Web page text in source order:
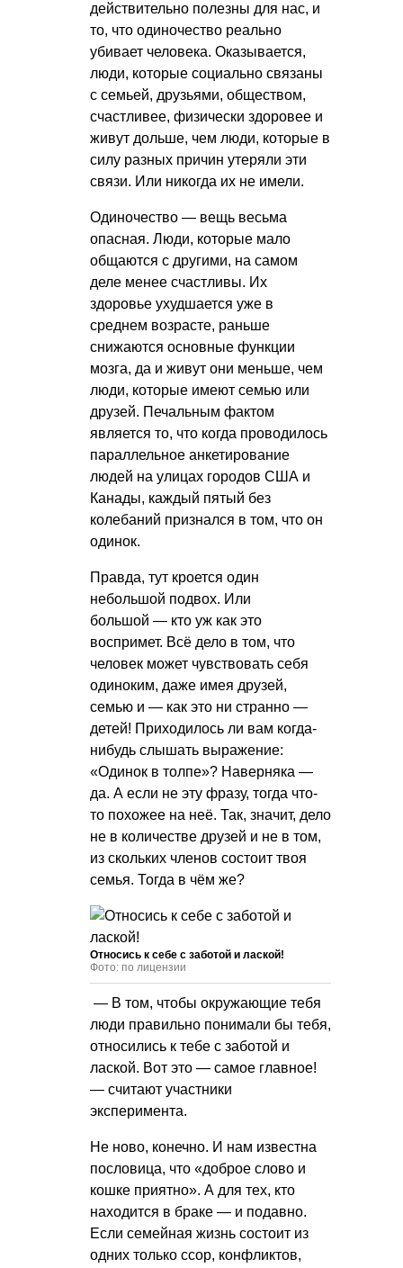
действительно полезны для нас, и
то, что одиночество реально
убивает человека. Оказывается,
люди, которые социально связаны
с семьей, друзьями, обществом,
счастливее, физически здоровее и
живут дольше, чем люди, которые в
силу разных причин утеряли эти
связи. Или никогда их не имели.
Одиночество — вещь весьма
опасная. Люди, которые мало
общаются с другими, на самом
деле менее счастливы. Их
здоровье ухудшается уже в
среднем возрасте, раньше
снижаются основные функции
мозга, да и живут они меньше, чем
люди, которые имеют семью или
друзей. Печальным фактом
является то, что когда проводилось
параллельное анкетирование
людей на улицах городов США и
Канады, каждый пятый без
колебаний признался в том, что он
одинок.
Правда, тут кроется один
небольшой подвох. Или
большой — кто уж как это
воспримет. Всё дело в том, что
человек может чувствовать себя
одиноким, даже имея друзей,
семью и — как это ни странно —
детей! Приходилось ли вам когда-
нибудь слышать выражение:
«Одинок в толпе»? Наверняка —
да. А если не эту фразу, тогда что-
то похожее на неё. Так, значит, дело
не в количестве друзей и не в том,
из скольких членов состоит твоя
семья. Тогда в чём же?
Относись к себе с заботой и лаской!
Фото: по лицензии
— В том, чтобы окружающие тебя
люди правильно понимали бы тебя,
относились к тебе с заботой и
лаской. Вот это — самое главное!
— считают участники
эксперимента.
Не ново, конечно. И нам известна
пословица, что «доброе слово и
кошке приятно». А для тех, кто
находится в браке — и подавно.
Если семейная жизнь состоит из
одних только ссор, конфликтов,